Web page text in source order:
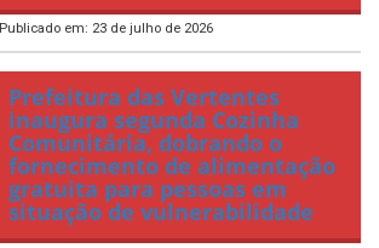
Publicado em: 23 de julho de 2026
Prefeitura das Vertentes
inaugura segunda Cozinha
Comunitária, dobrando o
fornecimento de alimentação
gratuita para pessoas em
situação de vulnerabilidade